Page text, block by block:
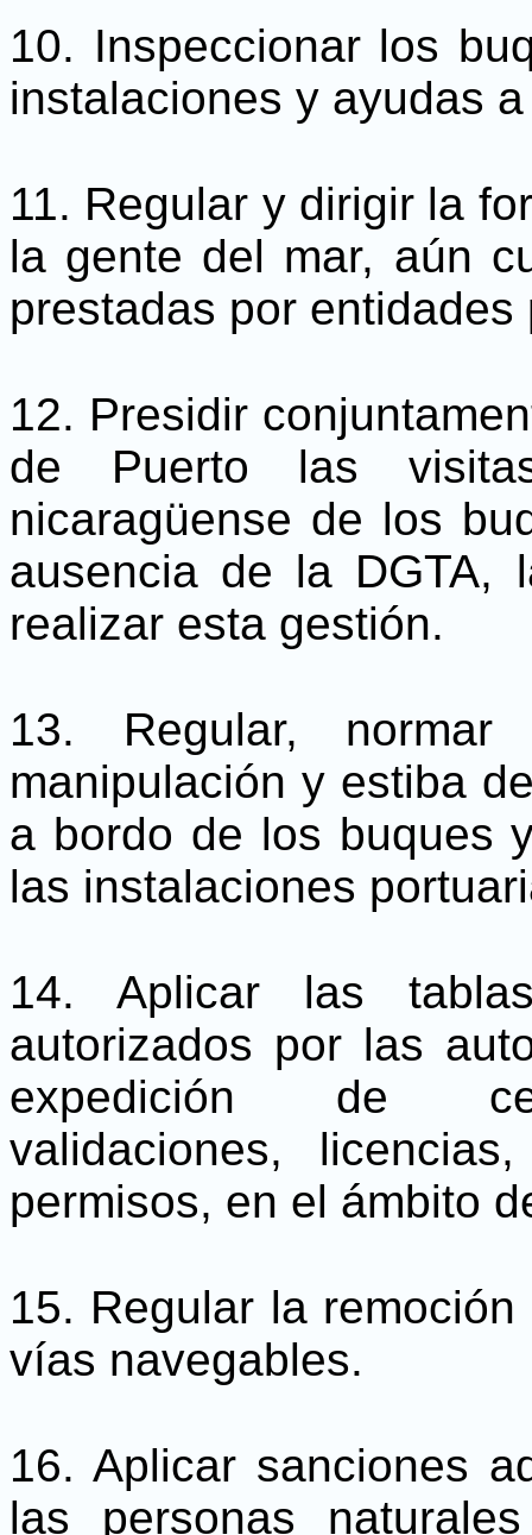
10. Inspeccionar los
instalaciones y ayudas
11. Regular y dirigir la
la gente del mar, aún
prestadas por entidades
12. Presidir
de Puerto las
nicaragüense de los
ausencia de la DGTA,
realizar esta gestión.
13. Regular,
manipulación y estiba
a bordo de los buques
las instalaciones
14. Aplicar las
autorizados por las
expedición de
validaciones,
permisos, en el ámbito
15. Regular la
vías navegables.
16. Aplicar sanciones
las personas